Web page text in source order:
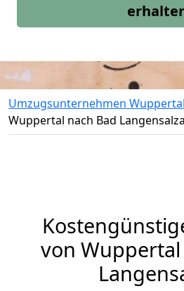
Umzugsunternehmen Wuppertal
Wuppertal nach Bad Langensalza
von